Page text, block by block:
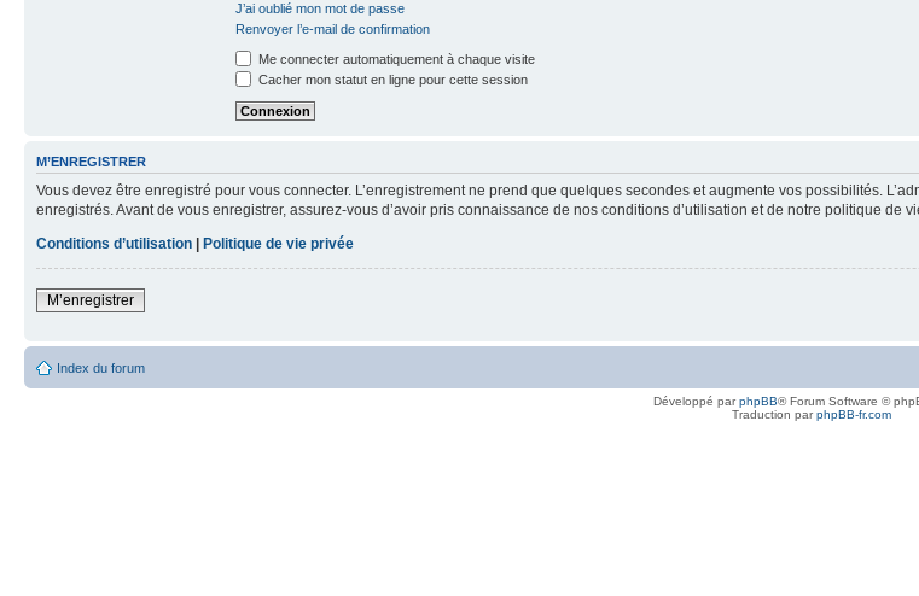
J’ai oublié mon mot de passe
Renvoyer l’e-mail de confirmation
Me connecter automatiquement à chaque visite
Cacher mon statut en ligne pour cette session
M’ENREGISTRER
Vous devez être enregistré pour vous connecter. L’enregistrement ne prend que quelques secondes et augmente vos possibilités.
enregistrés. Avant de vous enregistrer, assurez-vous d’avoir pris connaissance de nos conditions d’utilisation et de notre politique de
Conditions d’utilisation | Politique de vie privée
M’enregistrer
Index du forum
Développé parphpBB® Forum Software ©
Traduction parphpBB-fr.com